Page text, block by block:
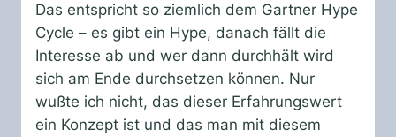
Das entspricht so ziemlich dem Gartner Hype
Cycle – es gibt ein Hype, danach fällt die
Interesse ab und wer dann durchhält wird
sich am Ende durchsetzen können. Nur
wußte ich nicht, das dieser Erfahrungswert
ein Konzept ist und das man mit diesem